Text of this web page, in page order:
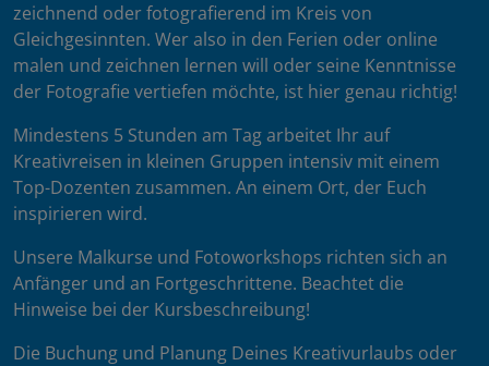
zeichnend oder fotografierend im Kreis von
Gleichgesinnten. Wer also in den Ferien oder online
malen und zeichnen lernen will oder seine Kenntnisse
der Fotografie vertiefen möchte, ist hier genau richtig!
Mindestens 5 Stunden am Tag arbeitet Ihr auf
Kreativreisen in kleinen Gruppen intensiv mit einem
Top-Dozenten zusammen. An einem Ort, der Euch
inspirieren wird.
Unsere Malkurse und Fotoworkshops richten sich an
Anfänger und an Fortgeschrittene. Beachtet die
Hinweise bei der Kursbeschreibung!
Die Buchung und Planung Deines Kreativurlaubs oder